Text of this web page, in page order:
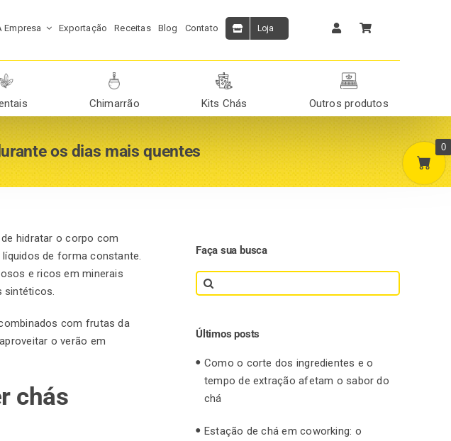
Empresa Exportação Receitas Blog Contato Loja
Chimarrão Kits Chás Outros produtos
os dias mais quentes
hidratar o corpo com
de forma constante.
e ricos em minerais
sintéticos.
com frutas da
o verão em
chás
Faça sua busca
Search
for:
Últimos posts
Como o corte dos ingredientes e o
tempo de extração afetam o sabor do
chá
Estação de chá em coworking: o
0